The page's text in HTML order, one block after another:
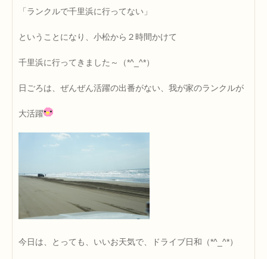
「ランクルで千里浜に行ってない」
ということになり、小松から２時間かけて
千里浜に行ってきました～（*^_^*）
日ごろは、ぜんぜん活躍の出番がない、我が家のランクルが
大活躍
今日は、とっても、いいお天気で、ドライブ日和（*^_^*）